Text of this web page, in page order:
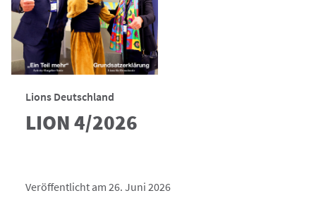
Lions Deutschland
LION 4/2026
Veröffentlicht am 26. Juni 2026